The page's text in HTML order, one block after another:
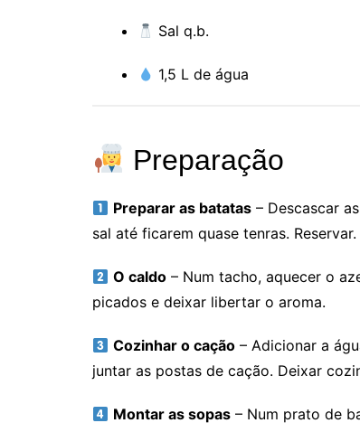
Sal q.b.
1,5 L de água
Preparação
Preparar as batatas – Descascar
sal até ficarem quase tenras. Reservar.
O caldo – Num tacho, aquecer o
picados e deixar libertar o aroma.
Cozinhar o cação – Adicionar a
juntar as postas de cação. Deixar
Montar as sopas – Num prato de